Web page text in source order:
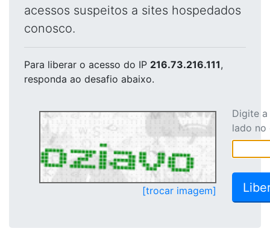
acessos suspeitos a sites hospedados
conosco.
Para liberar o acesso do IP 216.73.216.111,
responda ao desafio abaixo.
[trocar imagem]
Digite
lado no